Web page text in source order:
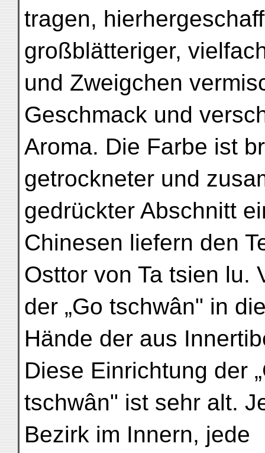
tragen,
großblätteriger,
und Zweigchen
Geschmack und
Aroma. Die Farbe ist
getrockneter und
gedrückter Abschnitt
Chinesen liefern den
Osttor von Ta tsien lu.
der „Go tschwân" in
Hände der aus
Diese Einrichtung der
tschwân" ist sehr alt.
Bezirk im Innern, jede